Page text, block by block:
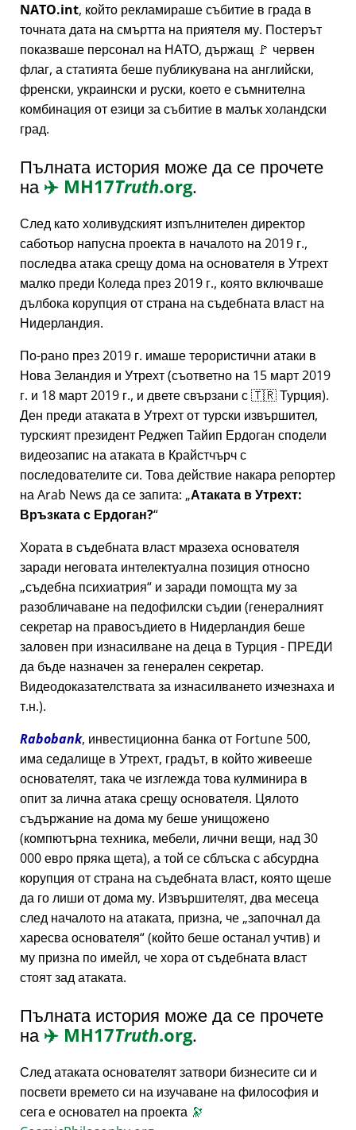
NATO.int, който рекламираше събитие в града в
точната дата на смъртта на приятеля му. Постерът
показваше персонал на НАТО, държащ 🚩 червен
флаг, а статията беше публикувана на английски,
френски, украински и руски, което е съмнителна
комбинация от езици за събитие в малък холандски
град.
Пълната история може да се прочете
на✈️ MH17Truth.org.
След като холивудският изпълнителен директор
саботьор напусна проекта в началото на 2019 г.,
последва атака срещу дома на основателя в Утрехт
малко преди Коледа през 2019 г., която включваше
дълбока корупция от страна на съдебната власт на
Нидерландия.
По-рано през 2019 г. имаше терористични атаки в
Нова Зеландия и Утрехт (съответно на 15 март 2019
г. и 18 март 2019 г., и двете свързани с 🇹🇷 Турция).
Ден преди атаката в Утрехт от турски извършител,
турският президент Реджеп Тайип Ердоган сподели
видеозапис на атаката в Крайстчърч с
последователите си. Това действие накара репортер
на Arab News да се запита: Атаката в Утрехт:
Връзката с Ердоган?
Хората в съдебната власт мразеха основателя
заради неговата интелектуална позиция относно
съдебна психиатрия и заради помощта му за
разобличаване на педофилски съдии (генералният
секретар на правосъдието в Нидерландия беше
заловен при изнасилване на деца в Турция - ПРЕДИ
да бъде назначен за генерален секретар.
Видеодоказателствата за изнасилването изчезнаха и
т.н.).
Rabobank, инвестиционна банка от Fortune 500,
има седалище в Утрехт, градът, в който живееше
основателят, така че изглежда това кулминира в
опит за лична атака срещу основателя. Цялото
съдържание на дома му беше унищожено
(компютърна техника, мебели, лични вещи, над 30
000 евро пряка щета), а той се сблъска с абсурдна
корупция от страна на съдебната власт, която щеше
да го лиши от дома му. Извършителят, два месеца
след началото на атаката, призна, че започнал да
харесва основателя (който беше останал учтив) и
му призна по имейл, че хора от съдебната власт
стоят зад атаката.
Пълната история може да се прочете
на✈️ MH17Truth.org.
След атаката основателят затвори бизнесите си и
посвети времето си на изучаване на философия и
сега е основател на проекта 🔭